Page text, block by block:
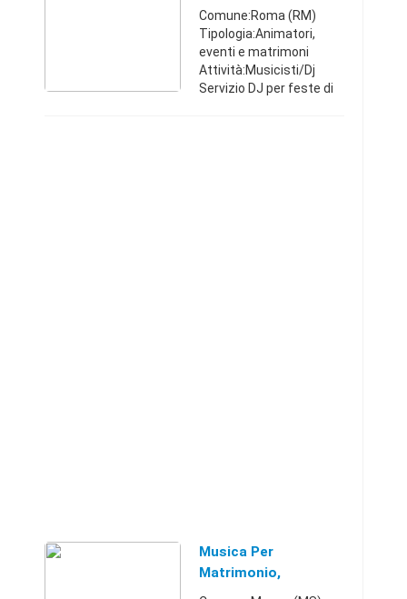
Comune:Roma (RM)
Tipologia:Animatori,
eventi e matrimoni
Attività:Musicisti/Dj
Servizio DJ per feste di
Musica Per
Matrimonio,
Compleanni, Feste E